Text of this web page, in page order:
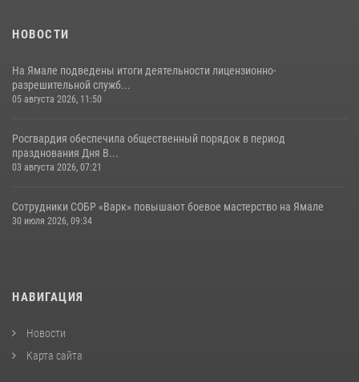
НОВОСТИ
На Ямале подведены итоги деятельности лицензионно-
разрешительной служб...
05 августа 2026, 11:50
Росгвардия обеспечила общественный порядок в период
празднования Дня В...
03 августа 2026, 07:21
Сотрудники СОБР «Варк» повышают боевое мастерство на Ямале
30 июля 2026, 09:34
НАВИГАЦИЯ
Новости
Карта сайта